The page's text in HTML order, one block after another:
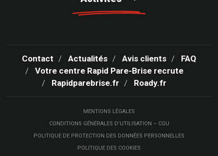
Contact Actualités Avis clients
FAQ
Votre centre Rapid Pare-Brise recrute
Rapidparebrise.fr
Roady.fr
MENTIONS LÉGALES
CONDITIONS GÉNÉRALES D’UTILISATION – CGU
POLITIQUE DE PROTECTION DES DONNÉES PERSONNELLES
POLITIQUE DES COOKIES